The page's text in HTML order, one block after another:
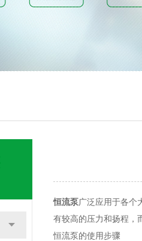
恒流泵广泛应用于各个
有较高的压力和扬程，
恒流泵的使用步骤